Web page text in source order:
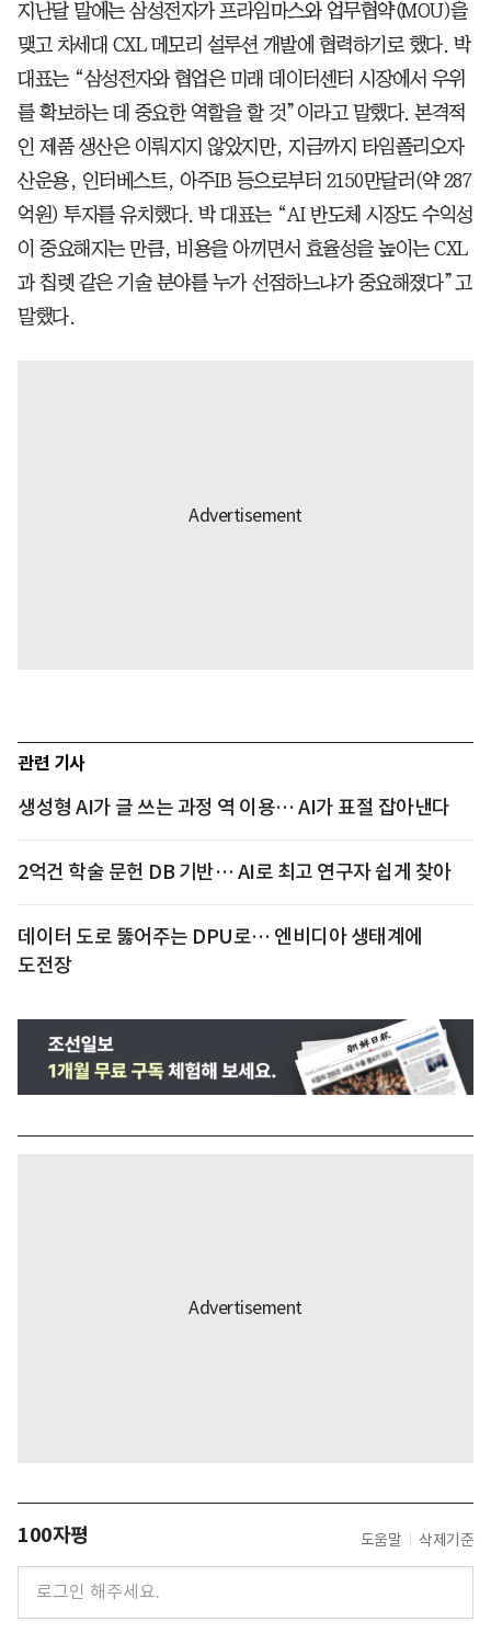
지난달 말에는 삼성전자가 프라임마스와 업무협약(MOU)을
맺고 차세대 CXL 메모리 설루션 개발에 협력하기로 했다. 박
대표는 “삼성전자와 협업은 미래 데이터센터 시장에서 우위
를 확보하는 데 중요한 역할을 할 것”이라고 말했다. 본격적
인 제품 생산은 이뤄지지 않았지만, 지금까지 타임폴리오자
산운용, 인터베스트, 아주IB 등으로부터 2150만달러(약 287
억원) 투자를 유치했다. 박 대표는 “AI 반도체 시장도 수익성
이 중요해지는 만큼, 비용을 아끼면서 효율성을 높이는 CXL
과 칩렛 같은 기술 분야를 누가 선점하느냐가 중요해졌다”고
말했다.
관련 기사
생성형 AI가 글 쓰는 과정 역 이용… AI가 표절 잡아낸다
2억건 학술 문헌 DB 기반… AI로 최고 연구자 쉽게 찾아
데이터 도로 뚫어주는 DPU로… 엔비디아 생태계에
도전장
100자평 도움말 삭제기준